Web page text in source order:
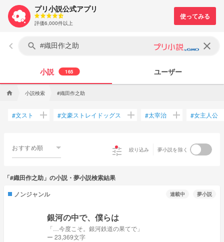
プリ小説公式アプリ
評価6,000件以上
keyboard_arrow_left search clear
小説 165 ユーザー
home 小説検索 #織田作之助
#文スト add #文豪ストレイドッグス add #太宰治 add #女主人公
おすすめ順 tune 絞り込み 夢小説を除く
「#織田作之助」の小説・夢小説検索結果
ノンジャンル
連載中 夢小説
銀河の中で、僕らは
「…今度こそ。銀河鉄道の果てで」
ー 23,369文字